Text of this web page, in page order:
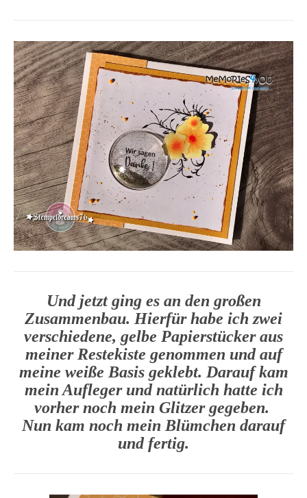
Und jetzt ging es an den großen
Zusammenbau. Hierfür habe ich zwei
verschiedene, gelbe Papierstücker aus
meiner Restekiste genommen und auf
meine weiße Basis geklebt. Darauf kam
mein Aufleger und natürlich hatte ich
vorher noch mein Glitzer gegeben.
Nun kam noch mein Blümchen darauf
und fertig.